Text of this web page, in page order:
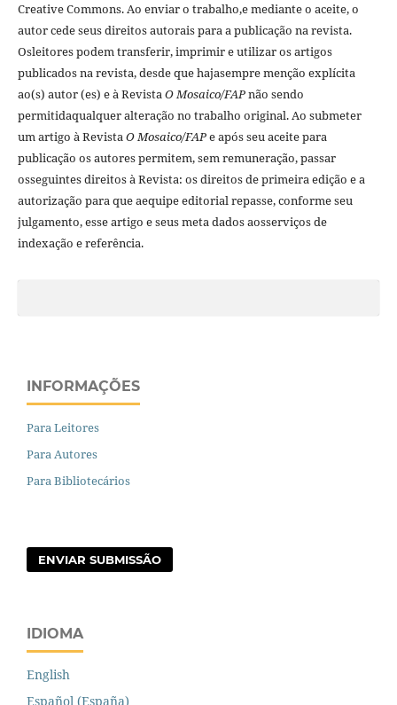
Creative Commons. Ao enviar o trabalho,e mediante o aceite, o
autor cede seus direitos autorais para a publicação na revista.
Osleitores podem transferir, imprimir e utilizar os artigos
publicados na revista, desde que hajasempre menção explí­cita
ao(s) autor (es) e à RevistaO Mosaico/FAPnão sendo
permitidaqualquer alteração no trabalho original. Ao submeter
um artigo à RevistaO Mosaico/FAPe após seu aceite para
publicação os autores permitem, sem remuneração, passar
osseguintes direitos à Revista: os direitos de primeira edição e a
autorização para que aequipe editorial repasse, conforme seu
julgamento, esse artigo e seus meta dados aosserviços de
indexação e referência.
INFORMAÇÕES
Para Leitores
Para Autores
Para Bibliotecários
ENVIAR SUBMISSÃO
IDIOMA
English
Español (España)